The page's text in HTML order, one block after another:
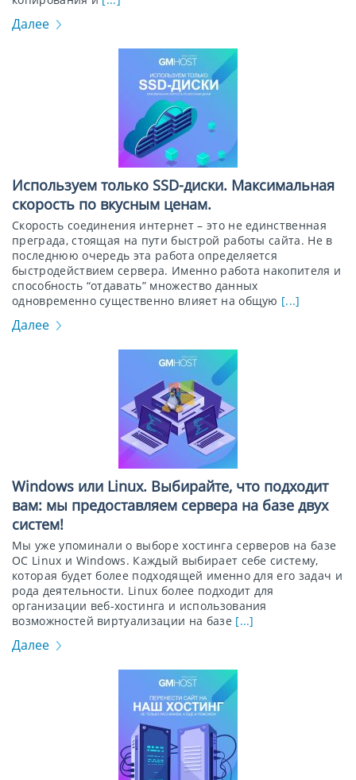
Далее
Используем только SSD-диски. Максимальная
скорость по вкусным ценам.
Скорость соединения интернет – это не единственная
преграда, стоящая на пути быстрой работы сайта. Не в
последнюю очередь эта работа определяется
быстродействием сервера. Именно работа накопителя и
способность “отдавать” множество данных
одновременно существенно влияет на общую [...]
Далее
Windows или Linux. Выбирайте, что подходит
вам: мы предоставляем сервера на базе двух
систем!
Мы уже упоминали о выборе хостинга серверов на базе
ОС Linux и Windows. Каждый выбирает себе систему,
которая будет более подходящей именно для его задач и
рода деятельности. Linux более подходит для
организации веб-хостинга и использования
возможностей виртуализации на базе [...]
Далее